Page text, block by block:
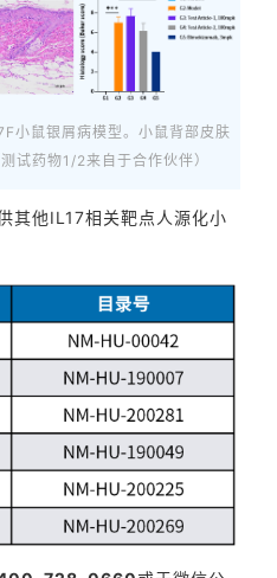
小鼠银屑病模型。小鼠背部皮肤
试药物1/2来自于合作伙伴）
其他IL17相关靶点人源化小